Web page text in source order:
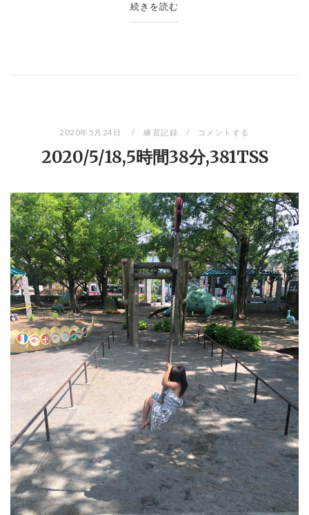
続きを読む
2020年5月24日 練習記録 コメントする
2020/5/18,5時間38分,381TSS